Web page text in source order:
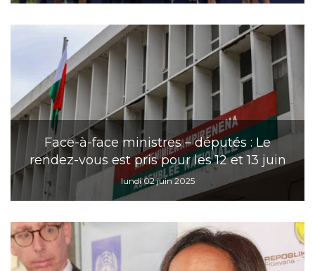
Face-à-face ministres – députés : Le
rendez-vous est pris pour les 12 et 13 juin
lundi 02 juin 2025